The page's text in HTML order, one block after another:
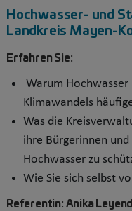
Hochwasser- und
Landkreis Mayen-
Erfahren Sie:
Warum Hochwasser
Klimawandels
Was die
ihre Bürgerinnen
Hochwasser zu
Wie Sie sich selbst
Referentin: Anika